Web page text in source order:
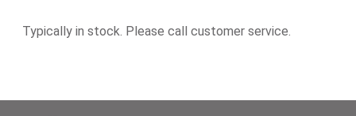
Typically in stock. Please call customer service.